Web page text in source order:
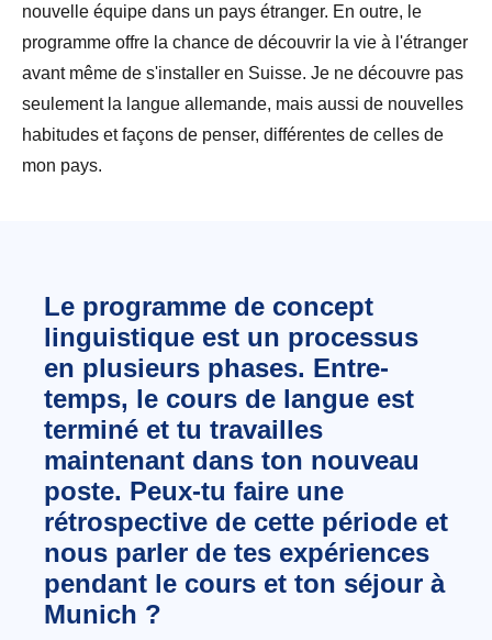
nouvelle équipe dans un pays étranger. En outre, le
programme offre la chance de découvrir la vie à l'étranger
avant même de s'installer en Suisse. Je ne découvre pas
seulement la langue allemande, mais aussi de nouvelles
habitudes et façons de penser, différentes de celles de
mon pays.
Le programme de concept
linguistique est un processus
en plusieurs phases. Entre-
temps, le cours de langue est
terminé et tu travailles
maintenant dans ton nouveau
poste. Peux-tu faire une
rétrospective de cette période et
nous parler de tes expériences
pendant le cours et ton séjour à
Munich ?